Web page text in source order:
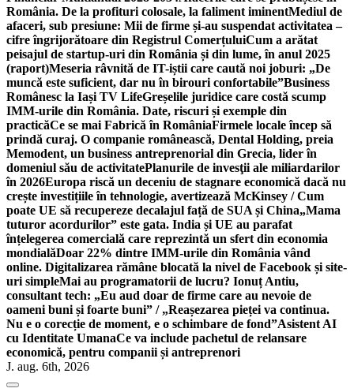
România. De la profituri colosale, la faliment iminentMediul de
afaceri, sub presiune: Mii de firme și-au suspendat activitatea –
cifre îngrijorătoare din Registrul ComerțuluiCum a arătat
peisajul de startup-uri din România și din lume, în anul 2025
(raport)Meseria râvnită de IT-iștii care caută noi joburi: „De
muncă este suficient, dar nu în birouri confortabile”Business
Românesc la Iași TV LifeGreșelile juridice care costă scump
IMM-urile din România. Date, riscuri și exemple din
practicăCe se mai Fabrică în RomâniaFirmele locale încep să
prindă curaj. O companie românească, Dental Holding, preia
Memodent, un business antreprenorial din Grecia, lider în
domeniul său de activitatePlanurile de invesţii ale miliardarilor
în 2026Europa riscă un deceniu de stagnare economică dacă nu
crește investițiile în tehnologie, avertizează McKinsey / Cum
poate UE să recupereze decalajul față de SUA și China„Mama
tuturor acordurilor” este gata. India și UE au parafat
înțelegerea comercială care reprezintă un sfert din economia
mondialăDoar 22% dintre IMM-urile din România vând
online. Digitalizarea rămâne blocată la nivel de Facebook și site-
uri simpleMai au programatorii de lucru? Ionuț Antiu,
consultant tech: „Eu aud doar de firme care au nevoie de
oameni buni și foarte buni” / „Reașezarea pieței va continua.
Nu e o corecție de moment, e o schimbare de fond”Asistent AI
cu Identitate UmanaCe va include pachetul de relansare
economică, pentru companii și antreprenori
J. aug. 6th, 2026